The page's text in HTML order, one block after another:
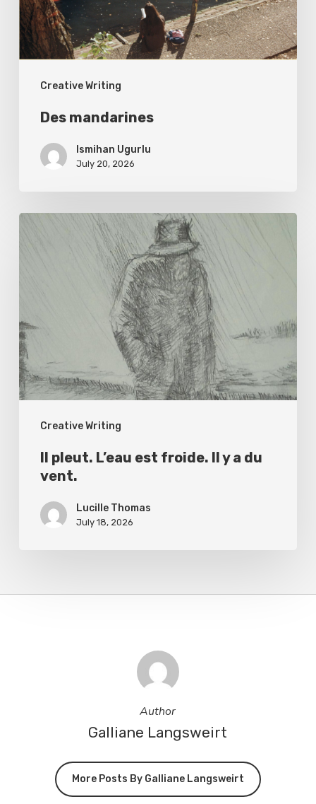
Creative Writing
Des mandarines
Ismihan Ugurlu
July 20, 2026
Creative Writing
pleut.
Il
y
a
du
vent.
Il pleut. L’eau est froide. Il y a du
vent.
Lucille Thomas
July 18, 2026
Author
Galliane Langsweirt
More Posts By Galliane Langsweirt